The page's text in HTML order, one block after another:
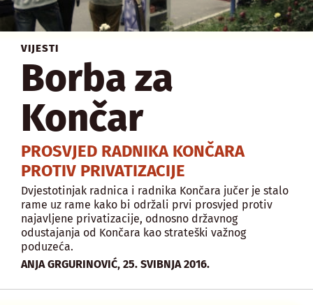
VIJESTI
Borba za
Končar
PROSVJED RADNIKA KONČARA
PROTIV PRIVATIZACIJE
Dvjestotinjak radnica i radnika Končara jučer je stalo
rame uz rame kako bi održali prvi prosvjed protiv
najavljene privatizacije, odnosno državnog
odustajanja od Končara kao strateški važnog
poduzeća.
ANJA GRGURINOVIĆ, 25. SVIBNJA 2016.